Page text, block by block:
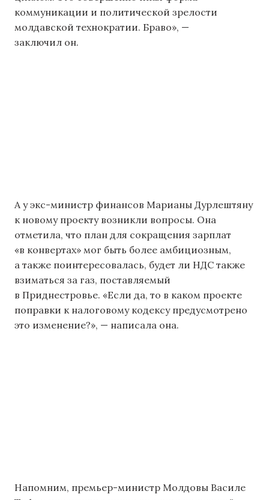
коммуникации и политической зрелости
молдавской технократии. Браво», —
заключил он.
А у экс-министр финансов Марианы Дурлештяну
к новому проекту возникли вопросы. Она
отметила, что план для сокращения зарплат
«в конвертах» мог быть более амбициозным,
а также поинтересовалась, будет ли НДС также
взиматься за газ, поставляемый
в Приднестровье. «Если да, то в каком проекте
поправки к налоговому кодексу предусмотрено
это изменение?», — написала она.
Напомним, премьер-министр Молдовы Василе